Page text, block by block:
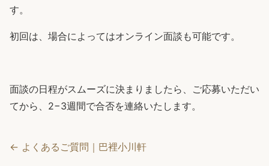
す。
初回は、場合によってはオンライン面談も可能です。
面談の日程がスムーズに決まりましたら、ご応募いただい
てから、2−3週間で合否を連絡いたします。
← よくあるご質問｜巴裡小川軒